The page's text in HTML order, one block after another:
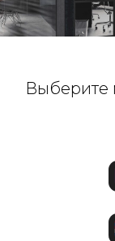
Выберите